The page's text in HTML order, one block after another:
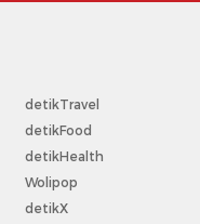
detikTravel
detikFood
detikHealth
Wolipop
detikX